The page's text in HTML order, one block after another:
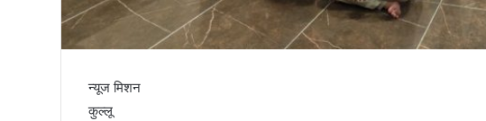
न्यूज मिशन
कुल्लू